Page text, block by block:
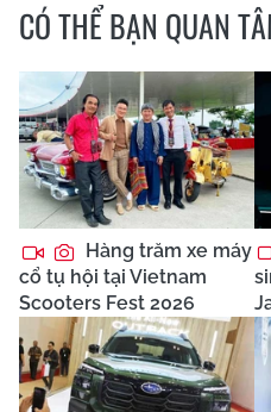
CÓ THỂ BẠN QUAN
Hàng trăm xe máy
cổ tụ hội tại Vietnam
Scooters Fest 2026